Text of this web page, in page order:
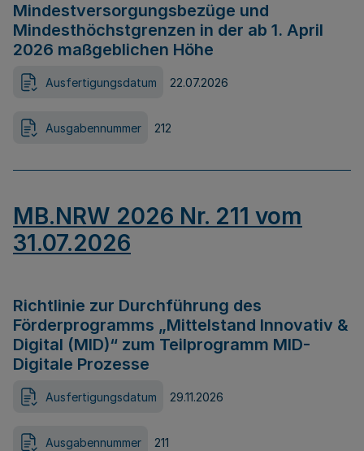
Mindestversorgungsbezüge und
Mindesthöchstgrenzen in der ab 1. April
2026 maßgeblichen Höhe
Ausfertigungsdatum 22.07.2026
Ausgabennummer 212
MB.NRW 2026 Nr. 211 vom
31.07.2026
Richtlinie zur Durchführung des
Förderprogramms „Mittelstand Innovativ &
Digital (MID)“ zum Teilprogramm MID-
Digitale Prozesse
Ausfertigungsdatum 29.11.2026
Ausgabennummer 211